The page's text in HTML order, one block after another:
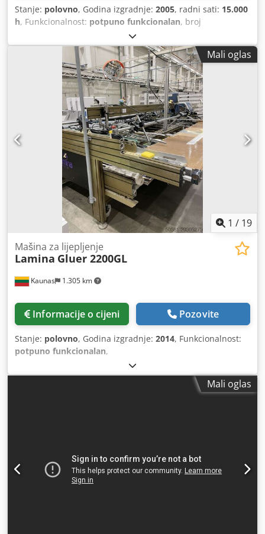
Stanje: polovno, Godina izgradnje: 2005, radni sati: 15.000
h, Funkcionalnost: potpuno funkcionalan, broj
, ukupna širina:
ukupna dužina:17.370 mm, ukupna visina:850 mm,
Mali oglas
1 / 19
Kaunas 1.305 km
Mašina za lijepljenje
Lamina Gluer 2200GL
Informacije o cijeni Pozovite
Stanje: polovno, Godina izgradnje: 2014, Funkcionalnost:
potpuno funkcionalan,
Mali oglas